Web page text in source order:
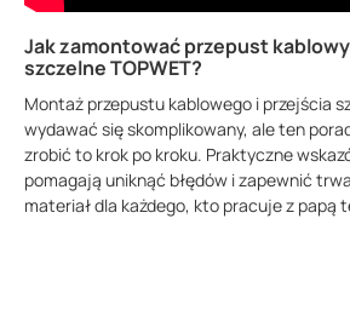
Jak zamontować przepust
szczelne TOPWET?
Montaż przepustu kablowego i przejścia
wydawać się skomplikowany, ale ten
zrobić to krok po kroku. Praktyczne
pomagają uniknąć błędów i zapewnić
materiał dla każdego, kto pracuje z papą